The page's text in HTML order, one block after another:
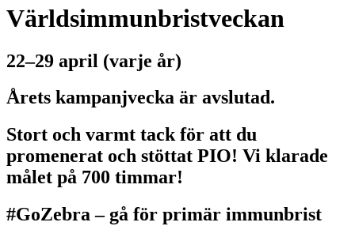
Världsimmunbristveckan
22–29 april (varje år)
Årets kampanjvecka är avslutad.
Stort och varmt tack för att du
promenerat och stöttat PIO! Vi klarade
målet på 700 timmar!
#GoZebra – gå för primär immunbrist